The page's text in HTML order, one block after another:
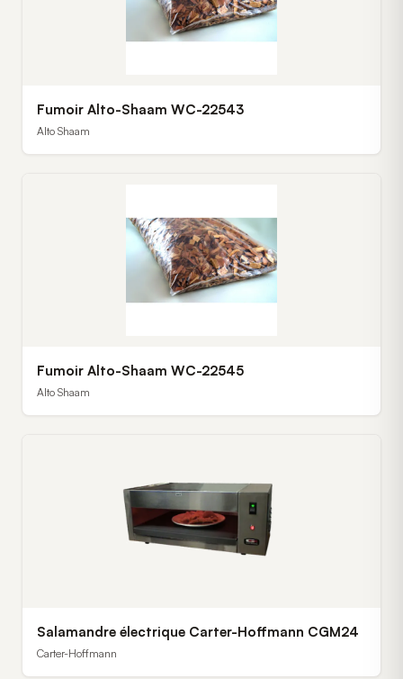
Fumoir Alto-Shaam WC-22543
Alto Shaam
Fumoir Alto-Shaam WC-22545
Alto Shaam
Salamandre électrique Carter-Hoffmann CGM24
Carter-Hoffmann